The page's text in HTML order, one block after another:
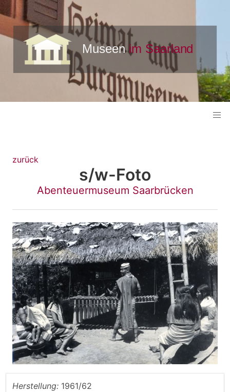
zurück
s/w-Foto
Abenteuermuseum Saarbrücken
Herstellung: 1961/62